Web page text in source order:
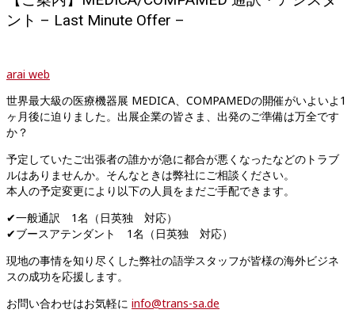
ント – Last Minute Offer –
arai web
世界最大級の医療機器展 MEDICA、COMPAMEDの開催がいよいよ1
ヶ月後に迫りました。 出展企業の皆さま、出発のご準備は万全です
か？
予定していたご出張者の誰かが急に都合が悪くなったなどのトラブ
ルはありませんか。そんなときは弊社にご相談ください。
本人の予定変更により以下の人員をまだご手配できます。
✔一般通訳 1名（日英独 対応）
✔ブースアテンダント 1名（日英独 対応）
現地の事情を知り尽くした弊社の語学スタッフが皆様の海外ビジネ
スの成功を応援します。
お問い合わせはお気軽に info@trans-sa.de